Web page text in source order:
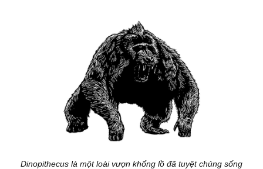
Dinopithecus là một loài vượn khổng lồ đã tuyệt chủng sống